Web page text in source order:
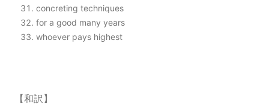
concreting techniques
for a good many years
whoever pays highest
【和訳】